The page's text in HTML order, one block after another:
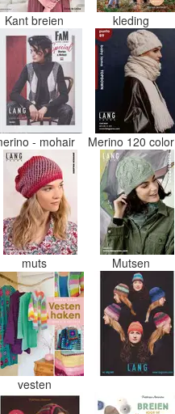
Kant breien kleding
- mohair Merino 120 color
muts Mutsen
vesten